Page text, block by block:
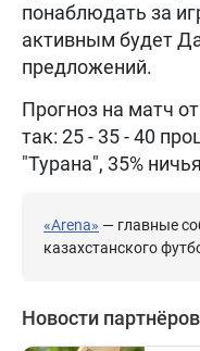
понаблюдать за
активным будет
предложений.
Прогноз на матч
так: 25 - 35 - 40
"Турана", 35%
«Arena» — главные
казахстанского